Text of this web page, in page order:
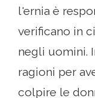
l'ernia è
verificano in
negli uomini.
ragioni per
colpire le